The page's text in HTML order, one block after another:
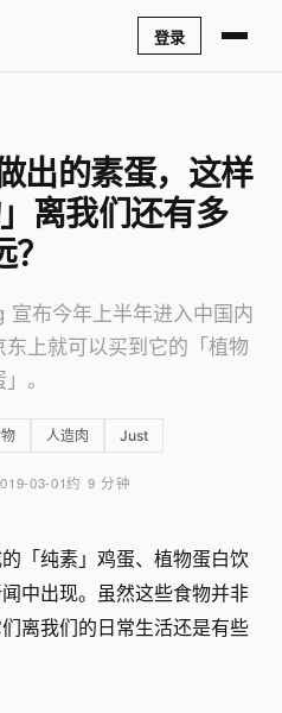
登录
出的素蛋，这样
离我们还有多
？
布今年上半年进入中国内
上就可以买到它的「植物
。
人造肉 Just
03-01约 9 分钟
「纯素」鸡蛋、植物蛋白饮
中出现。虽然这些食物并非
离我们的日常生活还是有些